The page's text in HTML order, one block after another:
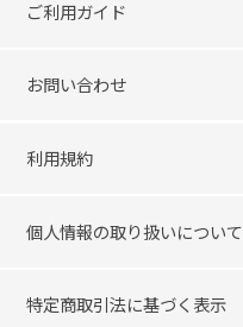
ご利用ガイド
お問い合わせ
利用規約
個人情報の取り扱いについて
特定商取引法に基づく表示